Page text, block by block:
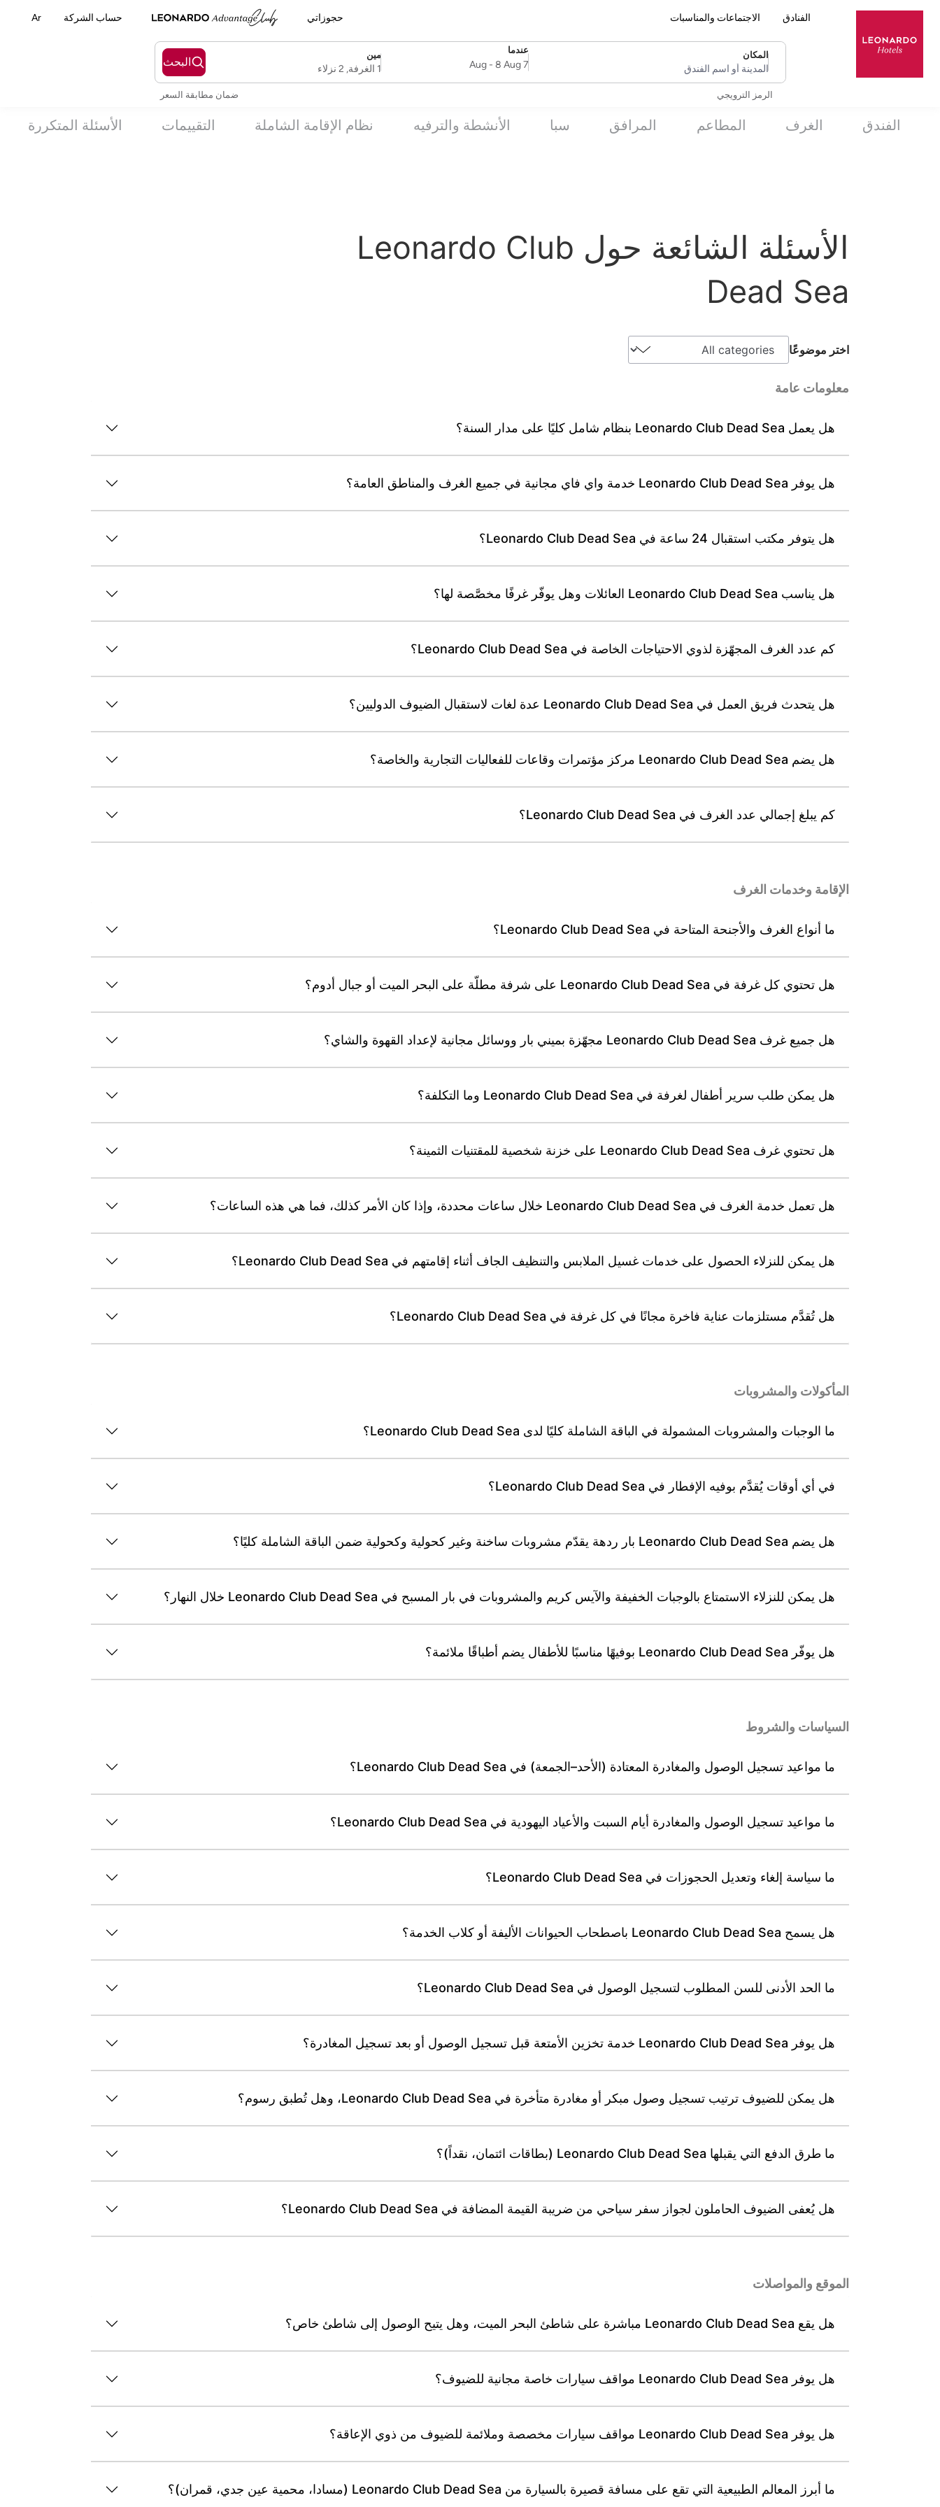
الفنادق الاجتماعات والمناسبات حجوزاتي حساب الشركة Ar
المكان
المدينة أو اسم الفندق
عندما
SelectDate
7 Aug
- 8 Aug
مين
Username1 الغرفة, 2 نزلاء
البحث
الرمز الترويجي ضمان مطابقة السعر
الفندق الغرف المطاعم المرافق سبا الأنشطة والترفيه نظام الإقامة الشاملة التقييمات الأسئلة المتكررة
الأسئلة الشائعة حول Leonardo Club
Dead Sea
اختر موضوعًا
معلومات عامة
هل يعمل Leonardo Club Dead Sea بنظام شامل كليًا على مدار السنة؟
هل يوفر Leonardo Club Dead Sea خدمة واي فاي مجانية في جميع الغرف والمناطق العامة؟
هل يتوفر مكتب استقبال 24 ساعة في Leonardo Club Dead Sea؟
هل يناسب Leonardo Club Dead Sea العائلات وهل يوفّر غرفًا مخصَّصة لها؟
كم عدد الغرف المجهّزة لذوي الاحتياجات الخاصة في Leonardo Club Dead Sea؟
هل يتحدث فريق العمل في Leonardo Club Dead Sea عدة لغات لاستقبال الضيوف الدوليين؟
هل يضم Leonardo Club Dead Sea مركز مؤتمرات وقاعات للفعاليات التجارية والخاصة؟
كم يبلغ إجمالي عدد الغرف في Leonardo Club Dead Sea؟
الإقامة وخدمات الغرف
ما أنواع الغرف والأجنحة المتاحة في Leonardo Club Dead Sea؟
هل تحتوي كل غرفة في Leonardo Club Dead Sea على شرفة مطلّة على البحر الميت أو جبال أدوم؟
هل جميع غرف Leonardo Club Dead Sea مجهّزة بميني بار ووسائل مجانية لإعداد القهوة والشاي؟
هل يمكن طلب سرير أطفال لغرفة في Leonardo Club Dead Sea وما التكلفة؟
هل تحتوي غرف Leonardo Club Dead Sea على خزنة شخصية للمقتنيات الثمينة؟
هل تعمل خدمة الغرف في Leonardo Club Dead Sea خلال ساعات محددة، وإذا كان الأمر كذلك، فما هي هذه الساعات؟
هل يمكن للنزلاء الحصول على خدمات غسيل الملابس والتنظيف الجاف أثناء إقامتهم في Leonardo Club Dead Sea؟
هل تُقدَّم مستلزمات عناية فاخرة مجانًا في كل غرفة في Leonardo Club Dead Sea؟
المأكولات والمشروبات
ما الوجبات والمشروبات المشمولة في الباقة الشاملة كليًا لدى Leonardo Club Dead Sea؟
في أي أوقات يُقدَّم بوفيه الإفطار في Leonardo Club Dead Sea؟
هل يضم Leonardo Club Dead Sea بار ردهة يقدّم مشروبات ساخنة وغير كحولية وكحولية ضمن الباقة الشاملة كليًا؟
هل يمكن للنزلاء الاستمتاع بالوجبات الخفيفة والآيس كريم والمشروبات في بار المسبح في Leonardo Club Dead Sea خلال النهار؟
هل يوفّر Leonardo Club Dead Sea بوفيهًا مناسبًا للأطفال يضم أطباقًا ملائمة؟
السياسات والشروط
ما مواعيد تسجيل الوصول والمغادرة المعتادة (الأحد–الجمعة) في Leonardo Club Dead Sea؟
ما مواعيد تسجيل الوصول والمغادرة أيام السبت والأعياد اليهودية في Leonardo Club Dead Sea؟
ما سياسة إلغاء وتعديل الحجوزات في Leonardo Club Dead Sea؟
هل يسمح Leonardo Club Dead Sea باصطحاب الحيوانات الأليفة أو كلاب الخدمة؟
ما الحد الأدنى للسن المطلوب لتسجيل الوصول في Leonardo Club Dead Sea؟
هل يوفر Leonardo Club Dead Sea خدمة تخزين الأمتعة قبل تسجيل الوصول أو بعد تسجيل المغادرة؟
هل يمكن للضيوف ترتيب تسجيل وصول مبكر أو مغادرة متأخرة في Leonardo Club Dead Sea، وهل تُطبق رسوم؟
ما طرق الدفع التي يقبلها Leonardo Club Dead Sea (بطاقات ائتمان، نقداً)؟
هل يُعفى الضيوف الحاملون لجواز سفر سياحي من ضريبة القيمة المضافة في Leonardo Club Dead Sea؟
الموقع والمواصلات
هل يقع Leonardo Club Dead Sea مباشرة على شاطئ البحر الميت، وهل يتيح الوصول إلى شاطئ خاص؟
هل يوفر Leonardo Club Dead Sea مواقف سيارات خاصة مجانية للضيوف؟
هل يوفر Leonardo Club Dead Sea مواقف سيارات مخصصة وملائمة للضيوف من ذوي الإعاقة؟
ما أبرز المعالم الطبيعية التي تقع على مسافة قصيرة بالسيارة من Leonardo Club Dead Sea (مسادا، محمية عين جدي، قمران)؟